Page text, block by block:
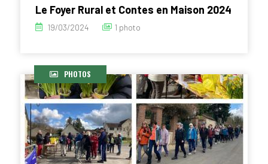
Le Foyer Rural et Contes en Maison 2024
19/03/2024 1 photo
PHOTOS